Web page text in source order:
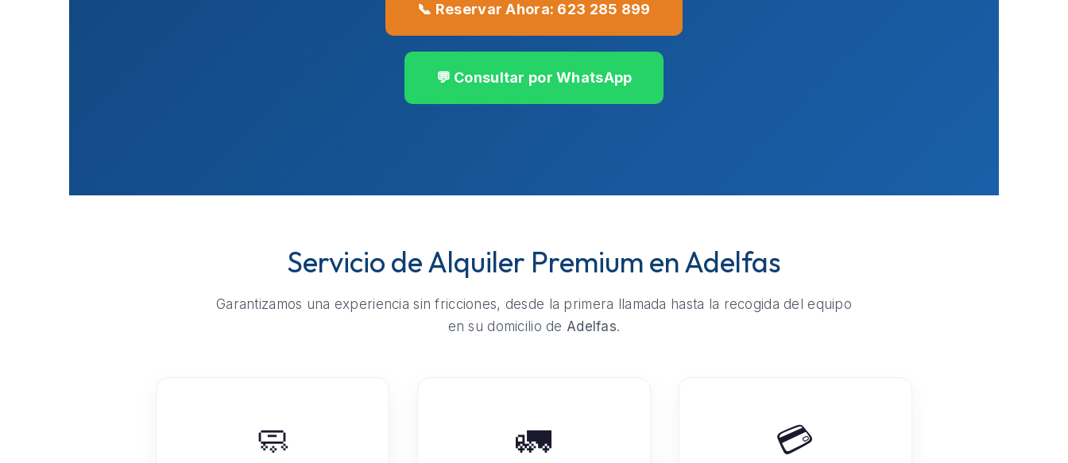
📞 Reservar Ahora: 623 285 899
💬 Consultar por WhatsApp
Servicio de Alquiler Premium en Adelfas
Garantizamos una experiencia sin fricciones, desde la primera llamada hasta la recogida del equipo
en su domicilio de Adelfas.
🧼 🚛 💳